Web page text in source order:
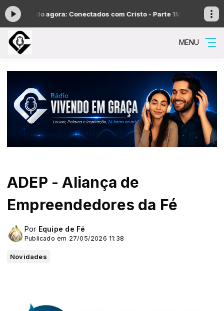
agora: Conectados com Cristo - Parte 1Madrugada de
MENU
ADEP - Aliança de
Empreendedores da Fé
Por Equipe de Fé
Publicado em 27/05/2026 11:38
Novidades